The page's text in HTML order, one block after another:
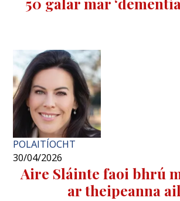
POLAITÍOCHT
30/04/2026
Aire Sláinte faoi bhrú
ar theipeanna